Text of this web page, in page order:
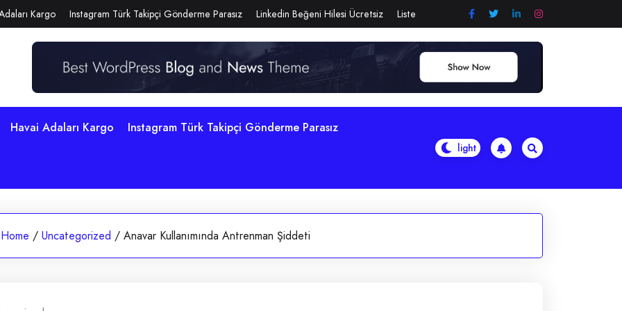
Kargo Instagram Türk Takipçi Gönderme Parasız Linkedin Beğeni Hilesi Ücretsiz Liste
Havai Adaları Kargo Instagram Türk Takipçi Gönderme Parasız
Home / Uncategorized / Anavar Kullanımında Antrenman Şiddeti